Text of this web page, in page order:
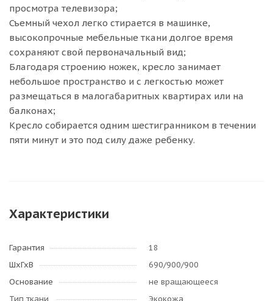
просмотра телевизора;
Съемный чехол легко стирается в машинке,
высокопрочные мебельные ткани долгое время
сохраняют свой первоначальный вид;
Благодаря строению ножек, кресло занимает
небольшое пространство и с легкостью может
размещаться в малогабаритных квартирах или на
балконах;
Кресло собирается одним шестигранником в течении
пяти минут и это под силу даже ребенку.
Характеристики
Гарантия
18
ШхГхВ
690/900/900
Основание
не вращающееся
Тип ткани
Экокожа